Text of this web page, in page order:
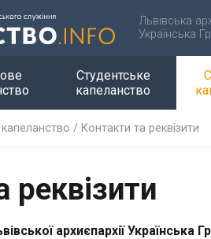
Львівська
Українська
Студентське
капеланство
капеланство / Контакти та реквізити
реквізити
архиєпархії